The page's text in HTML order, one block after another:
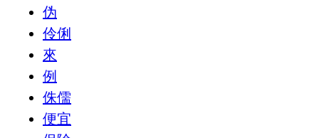
伪
伶俐
來
例
侏儒
便宜